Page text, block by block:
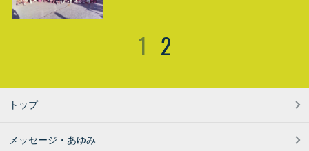
1 2
トップ
メッセージ・あゆみ